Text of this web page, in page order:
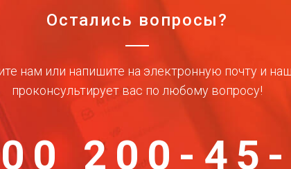
Остались вопросы?
нам или напишите на электронную почту и
проконсультирует вас по любому вопросу!
200-45-